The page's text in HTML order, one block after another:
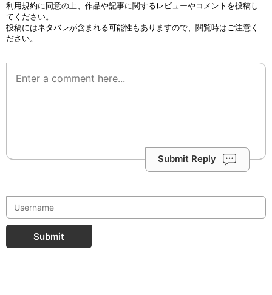
利用規約に同意の上、作品や記事に関するレビューやコメントを投稿し
てください。
投稿にはネタバレが含まれる可能性もありますので、閲覧時はご注意く
ださい。
Submit Reply
Submit